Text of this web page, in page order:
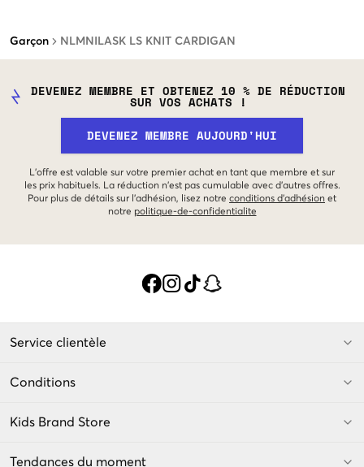
Garçon NLMNILASK LS KNIT CARDIGAN
DEVENEZ MEMBRE ET OBTENEZ 10 % DE RÉDUCTION
SUR VOS ACHATS !
DEVENEZ MEMBRE AUJOURD'HUI
L'offre est valable sur votre premier achat en tant que membre et sur
les prix habituels. La réduction n'est pas cumulable avec d'autres offres.
Pour plus de détails sur l'adhésion, lisez notre conditions d'adhésion et
notre politique-de-confidentialite
Service clientèle
Conditions
Kids Brand Store
Tendances du moment